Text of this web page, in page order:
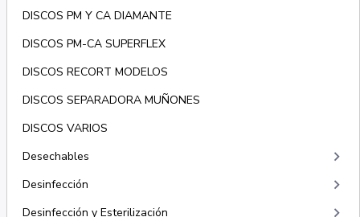
DISCOS PM Y CA DIAMANTE
DISCOS PM-CA SUPERFLEX
DISCOS RECORT MODELOS
DISCOS SEPARADORA MUÑONES
DISCOS VARIOS
Desechables
keyboard_arrow_right
Desinfección keyboard_arrow_right
Desinfección y Esterilización keyboard_arrow_right